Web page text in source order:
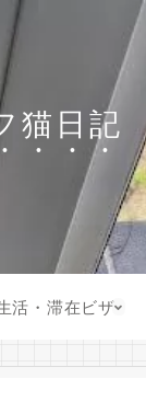
猫日記
活・滞在ビザ